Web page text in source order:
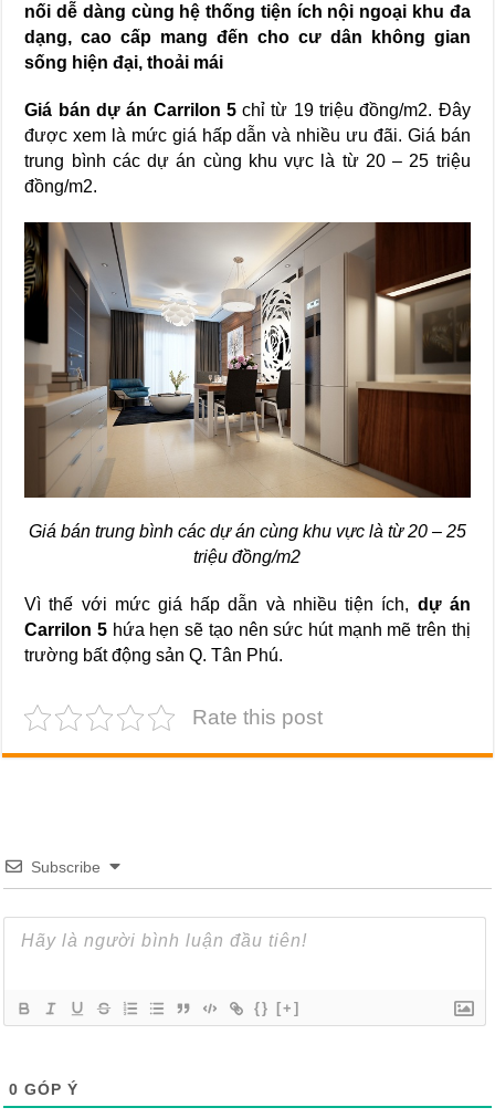
nối dễ dàng cùng hệ thống tiện ích nội ngoại khu đa
dạng, cao cấp mang đến cho cư dân không gian
sống hiện đại, thoải mái
Giá bán dự án Carrilon 5chỉ từ 19 triệu đồng/m2. Đây
được xem là mức giá hấp dẫn và nhiều ưu đãi. Giá bán
trung bình các dự án cùng khu vực là từ 20 – 25 triệu
đồng/m2.
Giá bán trung bình các dự án cùng khu vực là từ 20 – 25
triệu đồng/m2
Vì thế với mức giá hấp dẫn và nhiều tiện ích, dự án
Carrilon 5hứa hẹn sẽ tạo nên sức hút mạnh mẽ trên thị
trường bất động sản Q. Tân Phú.
Rate this post
Subscribe
{} [+]
0 GÓP Ý